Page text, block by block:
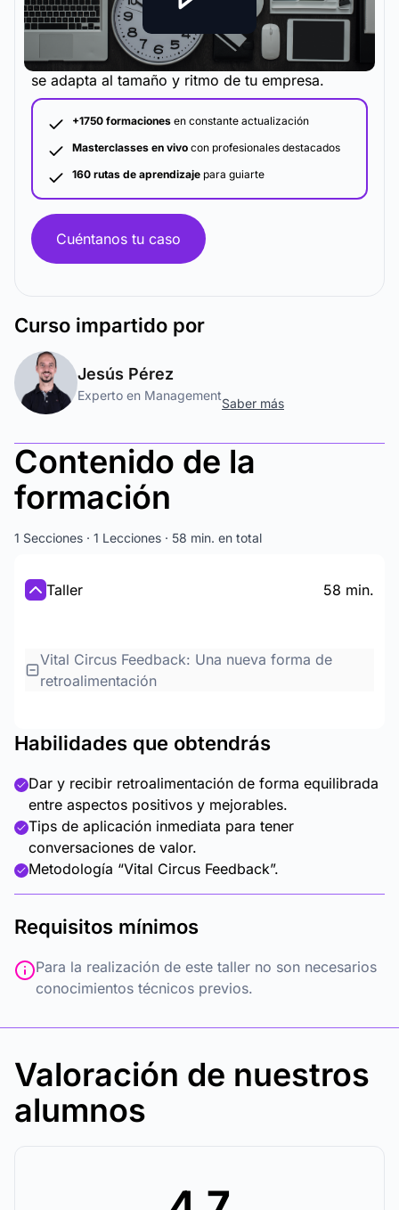
La metodología y plataforma de formación que
se adapta al tamaño y ritmo de tu empresa.
+1750 formaciones en constante actualización
Masterclasses en vivo con profesionales destacados
160 rutas de aprendizaje para guiarte
Cuéntanos tu caso
Curso impartido por
Jesús Pérez
Experto en Management
Saber más
Contenido de la
formación
1 Secciones · 1 Lecciones · 58 min. en total
Taller 58 min.
Vital Circus Feedback: Una nueva forma de
retroalimentación
Habilidades que obtendrás
Dar y recibir retroalimentación de forma equilibrada
entre aspectos positivos y mejorables.
Tips de aplicación inmediata para tener
conversaciones de valor.
Metodología “Vital Circus Feedback”.
Requisitos mínimos
Para la realización de este taller no son necesarios
conocimientos técnicos previos.
Valoración de nuestros
alumnos